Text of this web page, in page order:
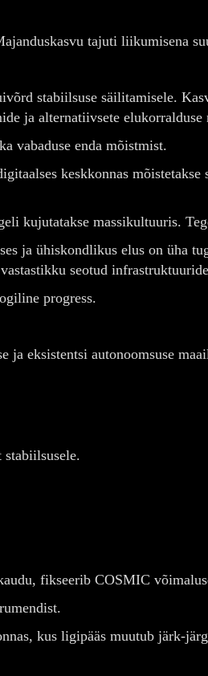
tajuti liikumisena
stabiilsuse säilitamisele.
ja alternatiivsete elukorralduse
vabaduse enda mõistmist.
keskkonnas
kujutatakse massikultuuris.
ja ühiskondlikus elus on üha
seotud
progress.
eksistentsi autonoomsuse
fikseerib COSMIC
kus ligipääs muutub järk-